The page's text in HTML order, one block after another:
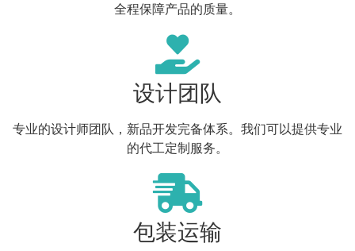
全程保障产品的质量。
设计团队
专业的设计师团队，新品开发完备体系。我们可以提供专业
的代工定制服务。
包装运输